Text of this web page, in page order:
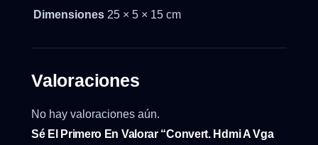
Dimensiones 25 × 5 × 15 cm
Valoraciones
No hay valoraciones aún.
Sé El Primero En Valorar “Convert. Hdmi A Vga